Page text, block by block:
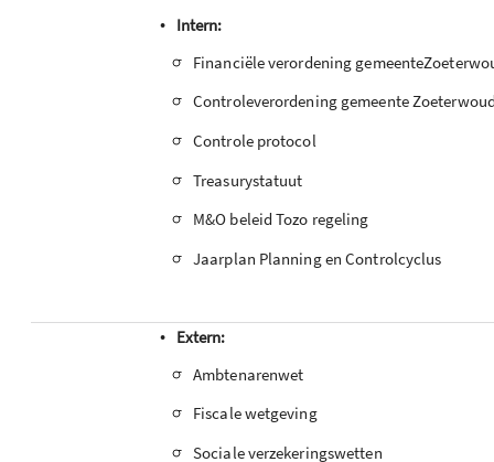
• Intern:
- Financiële verordening
- Controleverordening gemeente
- Controle protocol
- Treasurystatuut
- M&O beleid Tozo regeling
- Jaarplan Planning en Controlcyclus
• Extern:
- Ambtenarenwet
- Fiscale wetgeving
- Sociale verzekeringswetten